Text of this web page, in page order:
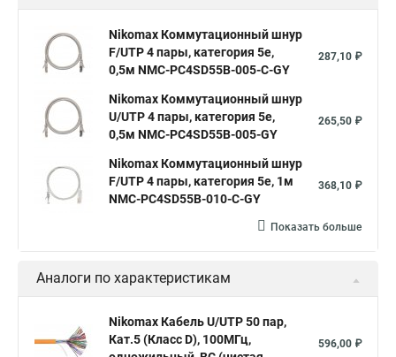
Nikomax Коммутационный шнур
F/UTP 4 пары, категория 5е,
0,5м NMC-PC4SD55B-005-C-GY
287,10 ₽
Nikomax Коммутационный шнур
U/UTP 4 пары, категория 5е,
0,5м NMC-PC4SD55B-005-GY
265,50 ₽
Nikomax Коммутационный шнур
F/UTP 4 пары, категория 5е, 1м
NMC-PC4SD55B-010-C-GY
368,10 ₽
Показать больше
Аналоги по характеристикам
Nikomax Кабель U/UTP 50 пар,
Кат.5 (Класс D), 100МГц,
596,00 ₽